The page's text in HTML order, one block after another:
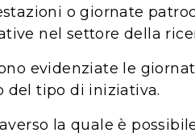
o giornate
nel settore della
evidenziate le
del tipo di iniziativa.
la quale è